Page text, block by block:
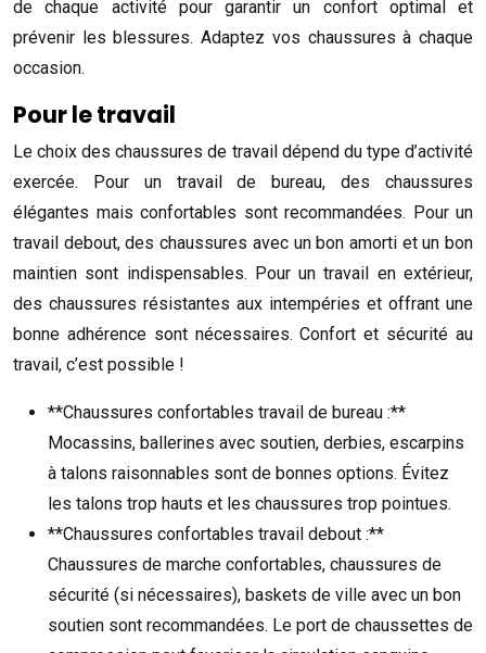
de chaque activité pour garantir un confort optimal et
prévenir les blessures. Adaptez vos chaussures à chaque
occasion.
Pour le travail
Le choix des chaussures de travail dépend du type d’activité
exercée. Pour un travail de bureau, des chaussures
élégantes mais confortables sont recommandées. Pour un
travail debout, des chaussures avec un bon amorti et un bon
maintien sont indispensables. Pour un travail en extérieur,
des chaussures résistantes aux intempéries et offrant une
bonne adhérence sont nécessaires. Confort et sécurité au
travail, c’est possible !
**Chaussures confortables travail de bureau :**
Mocassins, ballerines avec soutien, derbies, escarpins
à talons raisonnables sont de bonnes options. Évitez
les talons trop hauts et les chaussures trop pointues.
**Chaussures confortables travail debout :**
Chaussures de marche confortables, chaussures de
sécurité (si nécessaires), baskets de ville avec un bon
soutien sont recommandées. Le port de chaussettes de